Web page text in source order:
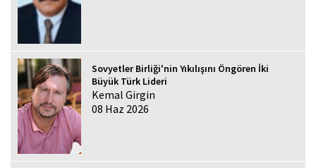
Sovyetler Birliği'nin Yıkılışını Öngören İki
Büyük Türk Lideri
Kemal Girgin
08 Haz 2026